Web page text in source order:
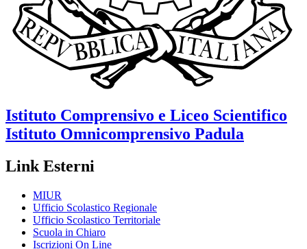
Istituto Comprensivo e Liceo Scientifico
Istituto Omnicomprensivo Padula
Link Esterni
MIUR
Ufficio Scolastico Regionale
Ufficio Scolastico Territoriale
Scuola in Chiaro
Iscrizioni On Line